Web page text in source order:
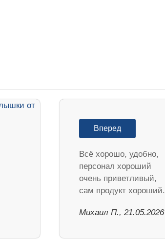
Вперед
Всё хорошо, удобно,
персонал хороший
очень приветливый,
сам продукт хороший.
Михаил П., 21.05.2026